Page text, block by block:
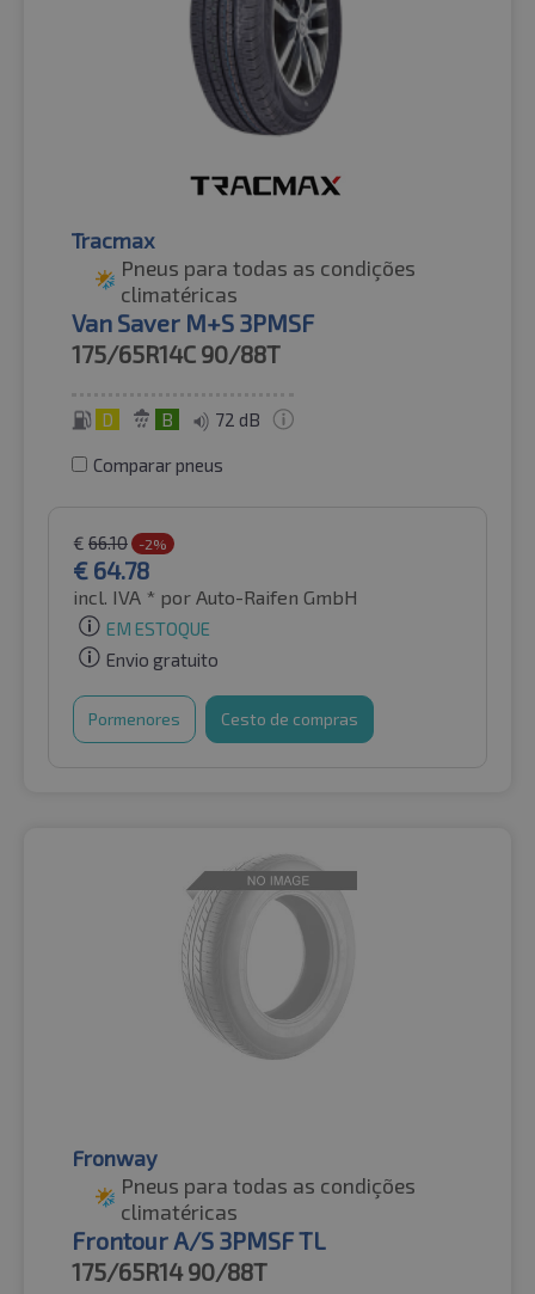
Tracmax
Pneus para todas as condições
climatéricas
Van Saver M+S 3PMSF
175/65R14C 90/88T
D B 72 dB
Comparar pneus
€ 66.10 -2%
€ 64.78
incl. IVA * por Auto-Raifen GmbH
EM ESTOQUE
Envio gratuito
Pormenores Cesto de compras
Fronway
Pneus para todas as condições
climatéricas
Frontour A/S 3PMSF TL
175/65R14 90/88T